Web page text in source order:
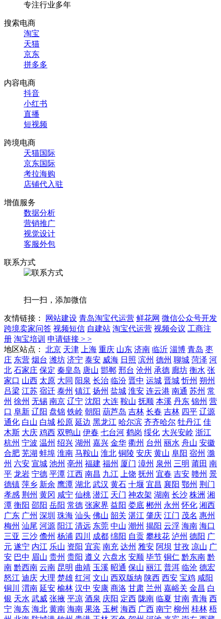
专注行业多年
搜索电商
淘宝
天猫
京东
拼多多
内容电商
抖音
小红书
直播
短视频
跨境电商
天猫国际
京东国际
考拉海购
店铺代入驻
增值服务
数据分析
营销推广
视觉设计
客服外包
联系方式
扫一扫，添加微信
友情链接： 网站建设 青岛淘宝代运营 鲜花网 微信公众号开发
跨境卖家问答 视频短信 自建站 淘宝代运营 视频会议 工商注
册 淘宝培训 申请链接 > >
地区站点：
北京 天津 上海 重庆 山东 济南 临沂 淄博 青岛 枣
庄 东营 烟台 潍坊 济宁 泰安 威海 日照 滨州 德州 聊城 菏泽 河
北 石家庄 保定 秦皇岛 唐山 邯郸 邢台 沧州 承德 廊坊 衡水 张
家口 山西 太原 大同 阳泉 长治 临汾 晋中 运城 晋城 忻州 朔州
吕梁 江苏 宿迁 泰州 镇江 扬州 盐城 淮安 连云港 南通 苏州 常
州 徐州 无锡 南京 辽宁 沈阳 大连 鞍山 抚顺 本溪 丹东 锦州 营
口 阜新 辽阳 盘锦 铁岭 朝阳 葫芦岛 吉林 长春 吉林 四平 辽源
通化 白山 白城 松原 延边 黑龙江 哈尔滨 齐齐哈尔 牡丹江 佳
木斯 大庆 鸡西 双鸭山 伊春 七台河 鹤岗 绥化 大兴安岭 浙江
杭州 宁波 温州 绍兴 湖州 嘉兴 金华 衢州 台州 丽水 舟山 安徽
合肥 芜湖 蚌埠 淮南 马鞍山 淮北 铜陵 安庆 黄山 阜阳 宿州 滁
州 六安 宣城 池州 亳州 福建 福州 厦门 漳州 泉州 三明 莆田 南
平 龙岩 宁德 平潭 江西 南昌 九江 上饶 抚州 宜春 吉安 赣州 景
德镇 萍乡 新余 鹰潭 湖北 武汉 黄石 十堰 宜昌 襄阳 鄂州 荆门
孝感 荆州 黄冈 咸宁 仙桃 潜江 天门 神农架 湖南 长沙 株洲 湘
潭 衡阳 邵阳 岳阳 常德 张家界 益阳 娄底 郴州 永州 怀化 湘西
广东 广州 深圳 珠海 汕头 佛山 韶关 湛江 肇庆 江门 茂名 惠州
梅州 汕尾 河源 阳江 清远 东莞 中山 潮州 揭阳 云浮 海南 海口
三亚 三沙 儋州 杨浦 四川 成都 绵阳 自贡 攀枝花 泸州 德阳 广
元 遂宁 内江 乐山 资阳 宜宾 南充 达州 雅安 阿坝 甘孜 凉山 广
安 巴中 眉山 贵州 贵阳 遵义 六盘水 安顺 毕节 铜仁 黔东南 黔
南 黔西南 云南 昆明 曲靖 玉溪 昭通 保山 丽江 普洱 临沧 德宏
怒江 迪庆 大理 楚雄 红河 文山 西双版纳 陕西 西安 宝鸡 咸阳
铜川
渭南 延安 榆林 汉中 安康 商洛 甘肃 兰州 嘉峪关 金昌 白
银 天水 武威 张掖 平凉 酒泉 庆阳 定西 陇南 临夏 甘南 青海 西
宁 海东 海北 黄南 海南 果洛 玉树 海西 广西 南宁 柳州 桂林 梧